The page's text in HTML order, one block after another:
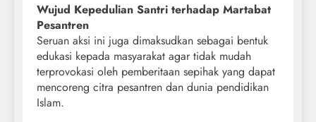
Wujud Kepedulian Santri terhadap Martabat
Pesantren
Seruan aksi ini juga dimaksudkan sebagai bentuk
edukasi kepada masyarakat agar tidak mudah
terprovokasi oleh pemberitaan sepihak yang dapat
mencoreng citra pesantren dan dunia pendidikan
Islam.